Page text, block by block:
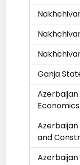
Ganja
Economics
and